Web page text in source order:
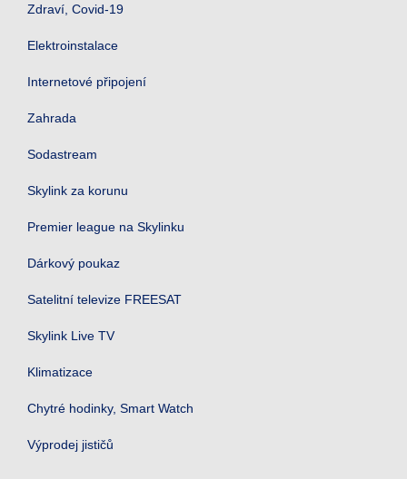
Zdraví, Covid-19
Elektroinstalace
Internetové připojení
Zahrada
Sodastream
Skylink za korunu
Premier league na Skylinku
Dárkový poukaz
Satelitní televize FREESAT
Skylink Live TV
Klimatizace
Chytré hodinky, Smart Watch
Výprodej jističů